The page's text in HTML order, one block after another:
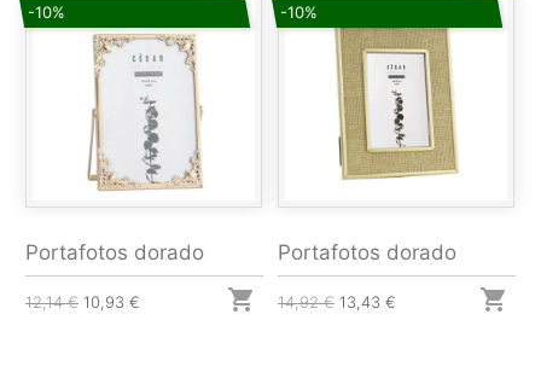
-10%
Portafotos dorado
12,14 € 10,93 € 
-10%
Portafotos dorado
14,92 € 13,43 € 